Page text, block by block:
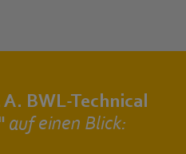
BWL-Technical
auf einen Blick: